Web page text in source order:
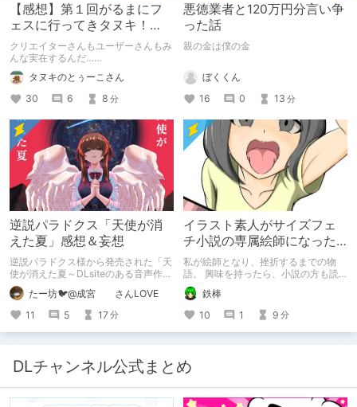
【感想】第１回がるまにフ
ェスに行ってきタヌキ！
【レポ】
クリエイターさんもユーザーさんもみ
んな実在するんだ……
タヌキのとぅーこさん
30
6 8 分
悪徳業者と120万円分言い争
った話
親の金は僕の金
ぼくくん
16
0 13 分
逆説パラドクス「天使が消
えた夏」感想＆妄想
逆説パラドクス様から発売された「天
使が消えた夏～DLsiteのある音声作品
について～」の感想です。 妄想も多
いです。たー坊🐦@成宮 さんLOVE
11
5 17分
イラスト素人がサイズフェ
チ小説の専属絵師になった
お話
私が絵師となり、挫折するまでの物
語。 興味を持ったら、小説の方も読
んで欲しいなって感じ 私の絵を使っ
てくれてる小説書きさんのページＵＲ
Ｌ
https://www.pixiv.net/users/341489
73/novels?p=1
鉄棒
10
1 9 分
DLチャンネル公式まとめ